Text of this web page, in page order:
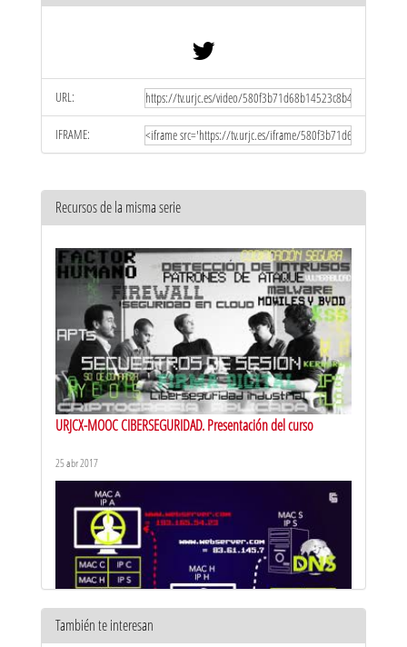
URL:
IFRAME:
Recursos de la misma serie
URJCX-MOOC CIBERSEGURIDAD. Presentación del curso
25 abr 2017
También te interesan